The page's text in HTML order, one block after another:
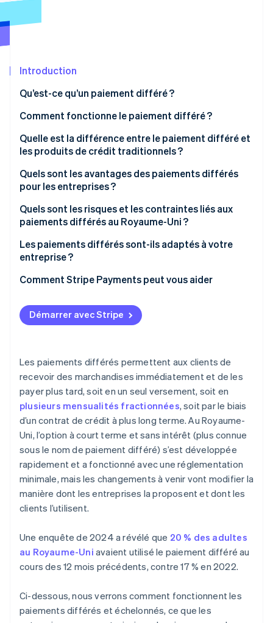
Radar
Constitution de start-up
Élimination du carbone
Identity
Découvrez comment Stripe construit l’infrastructure
Regarder la vidéo
Stripe App Marketplace
Introduction
Qu’est-ce qu’un paiement différé ?
Comment fonctionne le paiement différé ?
Quelle est la différence entre le paiement différé et
les produits de crédit traditionnels ?
Quels sont les avantages des paiements différés
pour les entreprises ?
Quels sont les risques et les contraintes liés aux
paiements différés au Royaume-Uni ?
Les paiements différés sont-ils adaptés à votre
entreprise ?
Comment Stripe Payments peut vous aider
Démarrer avec Stripe
Les paiements différés permettent aux clients de
recevoir des marchandises immédiatement et de les
payer plus tard, soit en un seul versement, soit en
plusieurs mensualités fractionnées, soit par le biais
d’un contrat de crédit à plus long terme. Au Royaume-
Uni, l’option à court terme et sans intérêt (plus connue
sous le nom de paiement différé) s’est développée
rapidement et a fonctionné avec une réglementation
minimale, mais les changements à venir vont modifier la
manière dont les entreprises la proposent et dont les
clients l’utilisent.
Une enquête de 2024 a révélé que 20 % des adultes
au Royaume-Uni avaient utilisé le paiement différé au
cours des 12 mois précédents, contre 17 % en 2022.
Ci-dessous, nous verrons comment fonctionnent les
paiements différés et échelonnés, ce que les